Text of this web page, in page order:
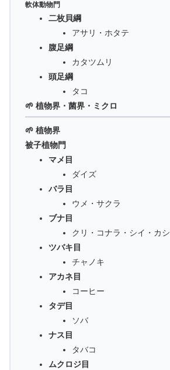
軟体動物門
二枚貝綱
アサリ・ホタテ
腹足綱
カタツムリ
頭足綱
タコ
🌱 植物界・菌界・ミクロ
🌱 植物界
被子植物門
マメ目
ダイズ
バラ目
ウメ・サクラ
ブナ目
クリ・コナラ・シイ・カシ
ツバキ目
チャノキ
アカネ目
コーヒー
タデ目
ソバ
ナス目
タバコ
ムクロジ目